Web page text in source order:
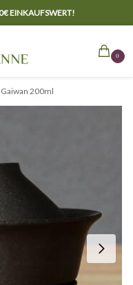
EINKAUFSWERT!
0
Gaiwan 200ml